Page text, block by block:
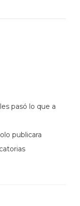
pasó lo que a
publicara